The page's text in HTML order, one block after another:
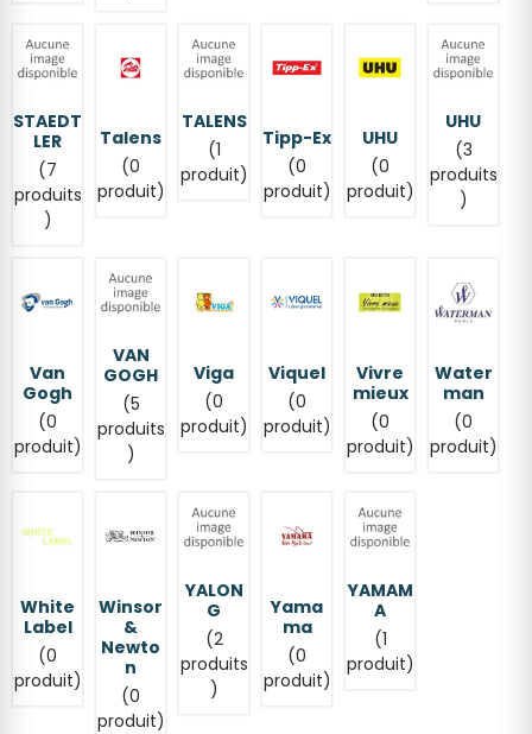
STAEDT
LER
(7
produits
)
Talens
(0
produit)
TALENS
(1
produit)
Tipp-Ex
(0
produit)
UHU
(0
produit)
UHU
(3
produits
)
Van
Gogh
(0
produit)
VAN
GOGH
(5
produits
)
Viga
(0
produit)
Viquel
(0
produit)
Vivre
mieux
(0
produit)
Water
man
(0
produit)
White
Label
(0
produit)
Winsor
&
Newto
n
(0
produit)
YALON
G
(2
produits
)
Yama
ma
(0
produit)
YAMAM
A
(1
produit)